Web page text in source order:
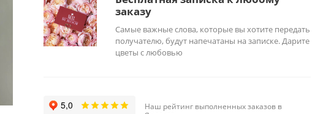
заказу
Самые важные слова, которые вы хотите передать
получателю, будут напечатаны на записке. Дарите
цветы с любовью
Наш рейтинг выполненных заказов в